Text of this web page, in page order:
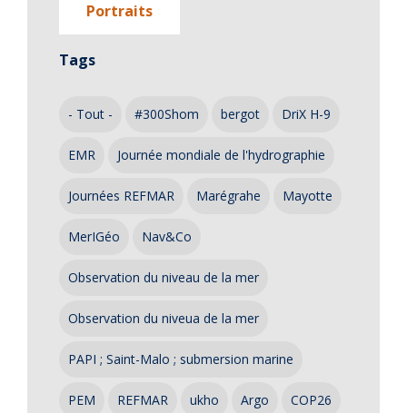
Portraits
Tags
- Tout - #300Shom bergot DriX H-9
EMR Journée mondiale de l'hydrographie
Journées REFMAR Marégrahe Mayotte
MerIGéo Nav&Co
Observation du niveau de la mer
Observation du niveua de la mer
PAPI ; Saint-Malo ; submersion marine
PEM REFMAR ukho Argo COP26